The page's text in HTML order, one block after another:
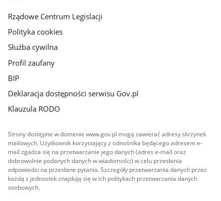
Rządowe Centrum Legislacji
Polityka cookies
Służba cywilna
Profil zaufany
BIP
Deklaracja dostępności serwisu Gov.pl
Klauzula RODO
Strony dostępne w domenie www.gov.pl mogą zawierać adresy skrzynek
mailowych. Użytkownik korzystający z odnośnika będącego adresem e-
mail zgadza się na przetwarzanie jego danych (adres e-mail oraz
dobrowolnie podanych danych w wiadomości) w celu przesłania
odpowiedzi na przesłane pytania. Szczegóły przetwarzania danych przez
każdą z jednostek znajdują się w ich politykach przetwarzania danych
osobowych.